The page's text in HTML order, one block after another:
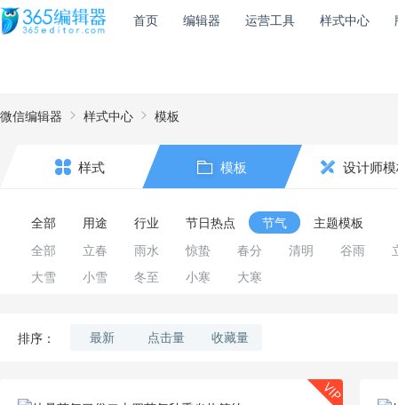
首页 编辑器 运营工具 样式中心
微信编辑器 样式中心 模板
样式 模板 设计师
全部 用途 行业 节日热点
节气
全部
立春 雨水 惊蛰 春分 清明 谷雨
大雪
小雪 冬至 小寒 大寒
主题模板
排序： 最新 点击量 收藏量
VIP